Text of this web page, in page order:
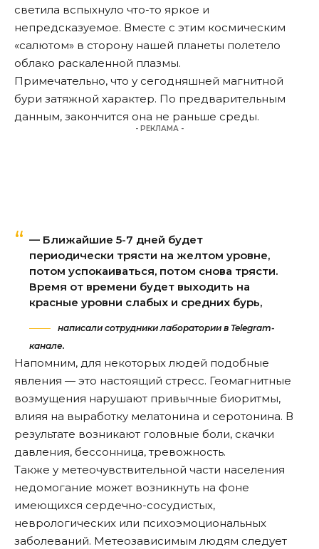
светила вспыхнуло что-то яркое и
непредсказуемое. Вместе с этим космическим
«салютом» в сторону нашей планеты полетело
облако раскаленной плазмы.
Примечательно, что у сегодняшней магнитной
бури затяжной характер. По предварительным
данным, закончится она не раньше среды.
- РЕКЛАМА -
— Ближайшие 5-7 дней будет
периодически трясти на желтом уровне,
потом успокаиваться, потом снова трясти.
Время от времени будет выходить на
красные уровни слабых и средних бурь,
написали сотрудники лаборатории в Telegram-
канале.
Напомним, для некоторых людей подобные
явления — это настоящий стресс. Геомагнитные
возмущения нарушают привычные биоритмы,
влияя на выработку мелатонина и серотонина. В
результате возникают головные боли, скачки
давления, бессонница, тревожность.
Также у метеочувствительной части населения
недомогание может возникнуть на фоне
имеющихся сердечно-сосудистых,
неврологических или психоэмоциональных
заболеваний. Метеозависимым людям следует